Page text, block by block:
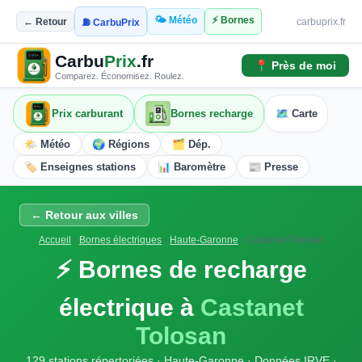
← Retour ⛽ CarbuPrix 🌤️ Météo ⚡ Bornes carbuprix.fr
CarbuPrix.fr
Comparez. Économisez. Roulez.
📍 Près de moi
Prix carburant Bornes recharge 🗺️ Carte
🌤️ Météo 🌍 Régions
🗂️ Dép.
🏷️ Enseignes stations
📊 Baromètre 📰 Presse
← Retour aux villes
Accueil › Bornes électriques › Haute-Garonne › Castanet Tolosan
⚡ Bornes de recharge
électrique à Castanet
Tolosan